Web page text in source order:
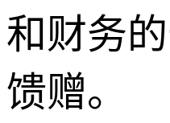
和财务
馈赠。